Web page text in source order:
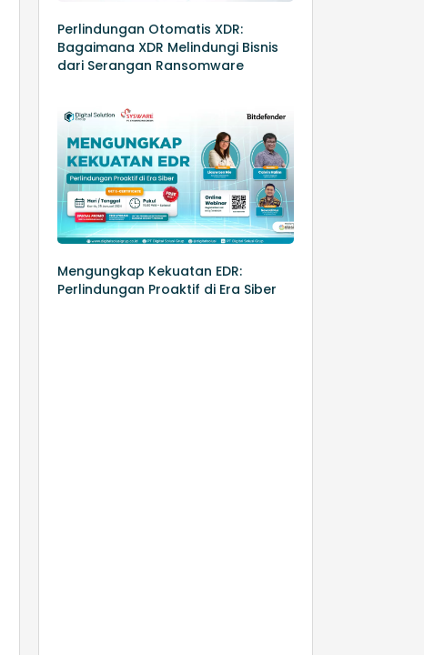
Perlindungan Otomatis XDR:
Bagaimana XDR Melindungi Bisnis
dari Serangan Ransomware
Mengungkap Kekuatan EDR:
Perlindungan Proaktif di Era Siber